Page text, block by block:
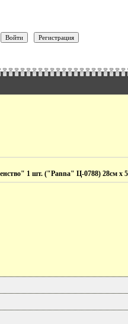
1 шт. ("Panna" Ц-0788) 28см х